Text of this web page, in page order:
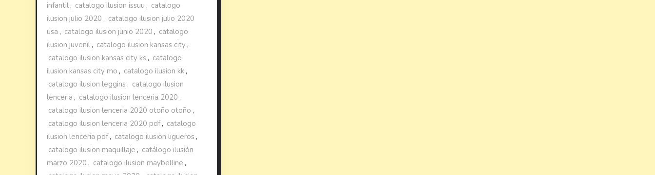
infantil , catalogo ilusion issuu , catalogo
ilusion julio 2020 , catalogo ilusion julio 2020
usa , catalogo ilusion junio 2020 , catalogo
ilusion juvenil , catalogo ilusion kansas city ,
catalogo ilusion kansas city ks , catalogo
ilusion kansas city mo , catalogo ilusion kk ,
catalogo ilusion leggins , catalogo ilusion
lenceria , catalogo ilusion lenceria 2020 ,
catalogo ilusion lenceria 2020 otoño otoño ,
catalogo ilusion lenceria 2020 pdf, catalogo
ilusion lenceria pdf, catalogo ilusion ligueros ,
catalogo ilusion maquillaje , catálogo ilusión
marzo 2020 , catalogo ilusion maybelline ,